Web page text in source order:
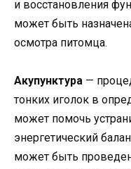
и восстановления
может быть
осмотра питомца.
Акупунктура —
тонких иголок в
может помочь
энергетический
может быть